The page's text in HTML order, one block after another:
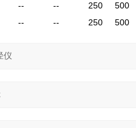
±25 -- -- 250 500
±76 -- -- 250 500